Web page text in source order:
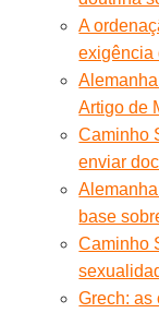
A
exigência
Artigo de
Caminho
enviar
base
Caminho
Grech: